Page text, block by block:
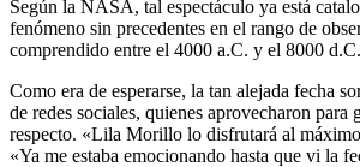
Según la NASA, tal espectáculo ya está
fenómeno sin precedentes en el rango de
comprendido entre el 4000 a.C. y el 8000 d.C.
Como era de esperarse, la tan alejada fecha
de redes sociales, quienes aprovecharon para
respecto. «Lila Morillo lo disfrutará al máximo
«Ya me estaba emocionando hasta que vi la